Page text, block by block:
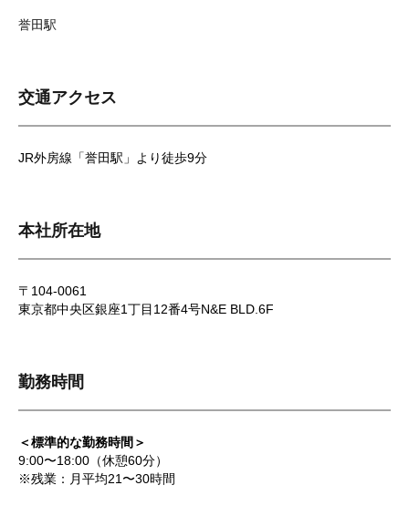
誉田駅
交通アクセス
JR外房線「誉田駅」より徒歩9分
本社所在地
〒104-0061
東京都中央区銀座1丁目12番4号N&E BLD.6F
勤務時間
＜標準的な勤務時間＞
9:00〜18:00（休憩60分）
※残業：月平均21〜30時間